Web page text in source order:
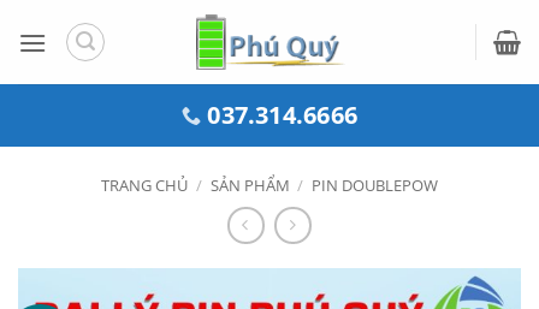
qua
037.314.6666
TRANG CHỦ / SẢN PHẨM / PIN DOUBLEPOW